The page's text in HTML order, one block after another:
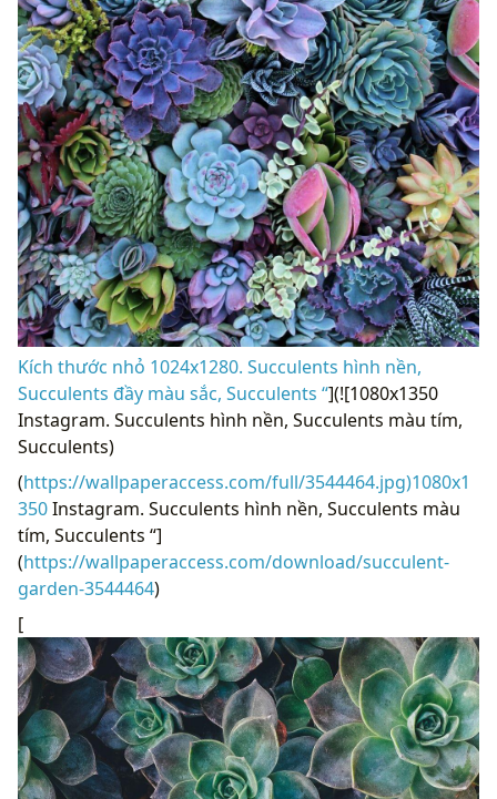
Kích thước nhỏ 1024x1280. Succulents hình nền,
Succulents đầy màu sắc, Succulents “](![1080x1350
Instagram. Succulents hình nền, Succulents màu tím,
Succulents)
(https://wallpaperaccess.com/full/3544464.jpg)1080x1
350Instagram. Succulents hình nền, Succulents màu
tím, Succulents “]
(https://wallpaperaccess.com/download/succulent-
garden-3544464)
[